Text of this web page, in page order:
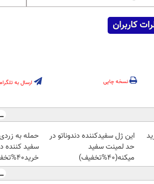
کاربران
نسخه چاپی ارسال به
این ژل سفیدکننده دندوناتو در
حد لمینت سفید
میکنه(40%تخفیف)
حمله به
سفید کننده
خرید40%تخفیف